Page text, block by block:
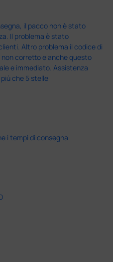
il pacco non è stato
Il problema è stato
Altro problema il codice di
corretto e anche questo
e immediato. Assistenza
che 5 stelle
i tempi di consegna